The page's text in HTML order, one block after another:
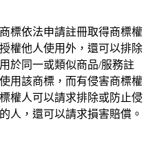
標依法申請註冊取得商標權
權他人使用外，還可以排除
於同一或類似商品/服務註
用該商標，而有侵害商標權
權人可以請求排除或防止侵
人，還可以請求損害賠償。